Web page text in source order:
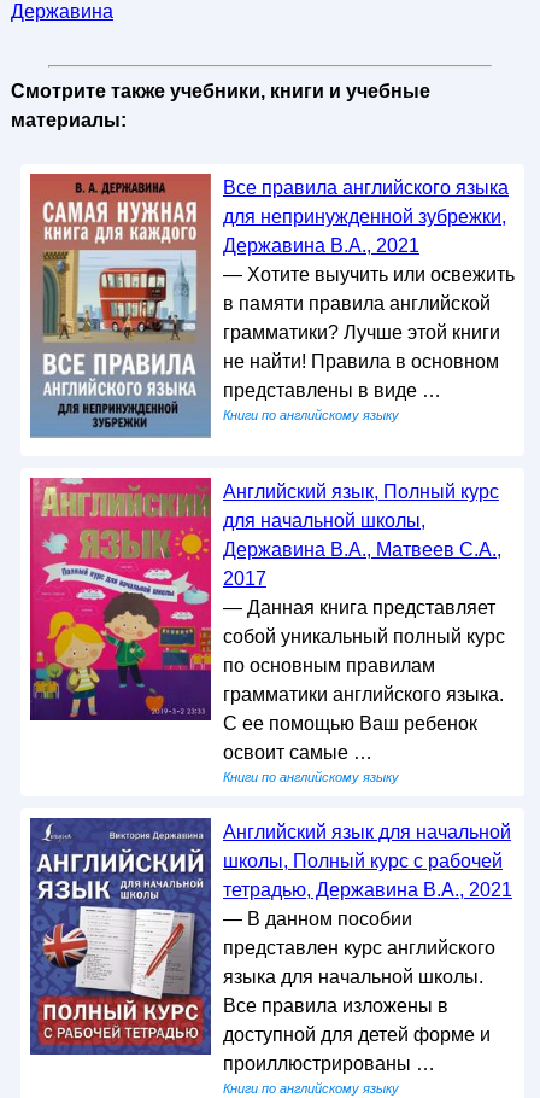
Державина
Смотрите также учебники, книги и учебные
материалы:
Все правила английского языка
для непринужденной зубрежки,
Державина В.А., 2021
— Хотите выучить или освежить
в памяти правила английской
грамматики? Лучше этой книги
не найти! Правила в основном
представлены в виде …
Книги по английскому языку
Английский язык, Полный курс
для начальной школы,
Державина В.А., Матвеев С.А.,
2017
— Данная книга представляет
собой уникальный полный курс
по основным правилам
грамматики английского языка.
С ее помощью Ваш ребенок
освоит самые …
Книги по английскому языку
Английский язык для начальной
школы, Полный курс с рабочей
тетрадью, Державина В.А., 2021
— В данном пособии
представлен курс английского
языка для начальной школы.
Все правила изложены в
доступной для детей форме и
проиллюстрированы …
Книги по английскому языку